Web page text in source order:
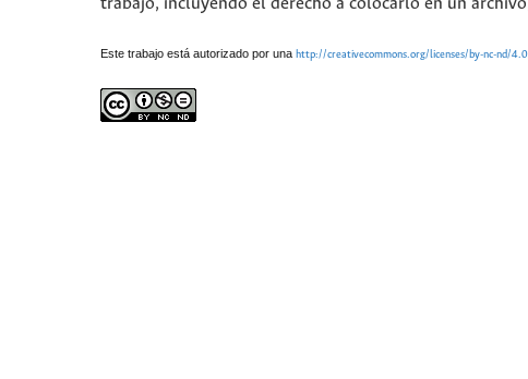
Este trabajo está autorizado por una http://creativecommons.org/licenses/by-nc-nd/